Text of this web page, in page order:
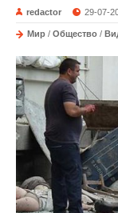
redactor 29-07-
Мир / Общество /